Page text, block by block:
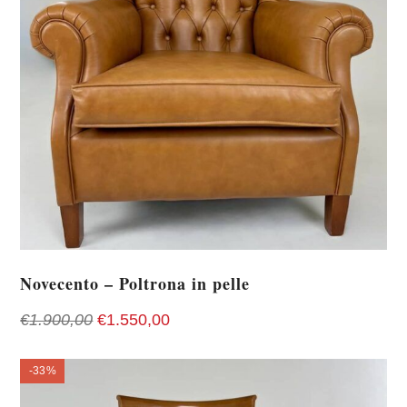
Novecento – Poltrona in pelle
€1.900,00 Il
originale
€1.550,00Il
attuale
-33%